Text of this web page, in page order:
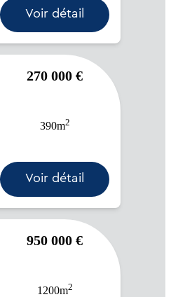
Voir détail
270 000 €
390m2
Voir détail
950 000 €
1200m2